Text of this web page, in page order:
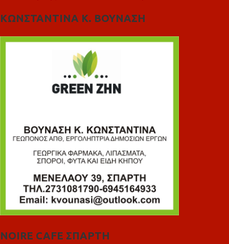
ΚΩΝΣΤΑΝΤΙΝΑ Κ. ΒΟΥΝΑΣΗ
NOIRE CAFE ΣΠΑΡΤΗ